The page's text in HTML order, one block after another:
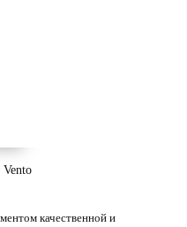
качественной и